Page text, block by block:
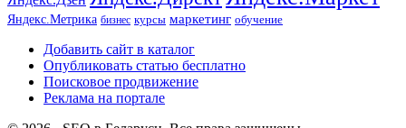
Яндекс.Метрика бизнес курсы маркетинг обучение
Добавить сайт в каталог
Опубликовать статью бесплатно
Поисковое продвижение
Реклама на портале